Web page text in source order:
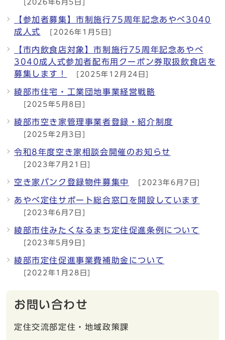
[2026年6月5日]
【参加者募集】市制施行75周年記念あやべ3040
成人式
[2026年1月5日]
【市内飲食店対象】市制施行75周年記念あやべ
3040成人式参加者配布用クーポン券取扱飲食店を
募集します！
[2025年12月24日]
綾部市住宅・工業団地事業経営戦略
[2025年5月8日]
綾部市空き家管理事業者登録・紹介制度
[2025年2月3日]
令和8年度空き家相談会開催のお知らせ
[2023年7月21日]
空き家バンク登録物件募集中 [2023年6月7日]
あやべ定住サポート総合窓口を開設しています
[2023年6月7日]
綾部市住みたくなるまち定住促進条例について
[2023年5月9日]
綾部市定住促進事業費補助金について
[2022年1月28日]
お問い合わせ
定住交流部定住・地域政策課